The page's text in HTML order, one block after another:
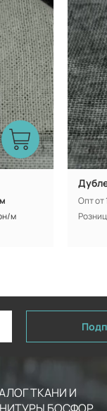
м
Опт от
ТКАНИ И